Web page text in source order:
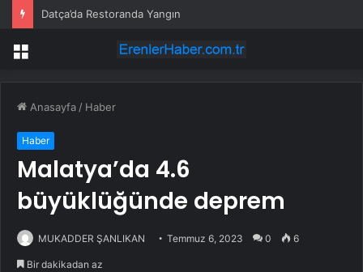
Datça’da Restoranda Yangın
Menü
Anasayfa / Haber
Haber
Malatya’da 4.6
büyüklüğünde deprem
MUKADDER ŞANLIKAN Temmuz 6, 2023 0 6
Bir dakikadan az